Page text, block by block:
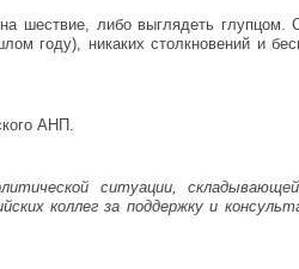
шествие, либо выглядеть глупцом.
году), никаких столкновений и
АНП.
ситуации,
коллег за поддержку и